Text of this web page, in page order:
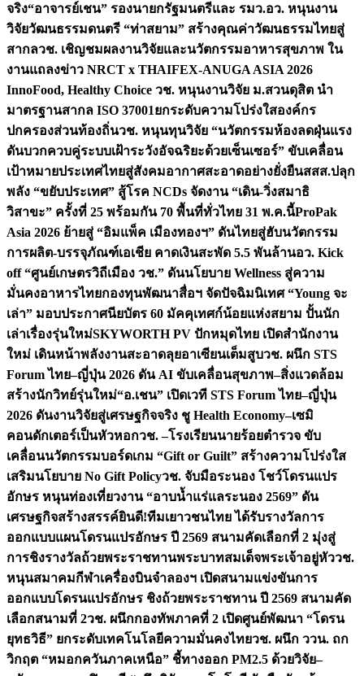
จริง“อาจารย์เชน” รองนายกรัฐมนตรีและ รมว.อว. หนุนงาน
วิจัยวัฒนธรรมดนตรี “ท่าสยาม” สร้างคุณค่าวัฒนธรรมไทยสู่
สากลวช. เชิญชมผลงานวิจัยและนวัตกรรมอาหารสุขภาพ ใน
งานแถลงข่าว NRCT x THAIFEX-ANUGA ASIA 2026
InnoFood, Healthy Choice วช. หนุนงานวิจัย ม.สวนดุสิต นำ
มาตรฐานสากล ISO 37001ยกระดับความโปร่งใสองค์กร
ปกครองส่วนท้องถิ่นวช. หนุนทุนวิจัย “นวัตกรรมห้องลดฝุ่นแรง
ดันบวกควบคู่ระบบเฝ้าระวังอัจฉริยะด้วยเซ็นเซอร์” ขับเคลื่อน
เป้าหมายประเทศไทยสู่สังคมอากาศสะอาดอย่างยั่งยืนสสส.ปลุก
พลัง “ขยับประเทศ” สู้โรค NCDs จัดงาน “เดิน-วิ่งสมาธิ
วิสาขะ” ครั้งที่ 25 พร้อมกัน 70 พื้นที่ทั่วไทย 31 พ.ค.นี้ProPak
Asia 2026 ย้ายสู่ “อิมแพ็ค เมืองทองฯ” ดันไทยสู่ฮับนวัตกรรม
การผลิต-บรรจุภัณฑ์เอเชีย คาดเงินสะพัด 5.5 พันล้านอว. Kick
off “ศูนย์เกษตรวิถีเมือง วช.” ดันนโยบาย Wellness สู่ความ
มั่นคงอาหารไทยกองทุนพัฒนาสื่อฯ จัดปัจฉิมนิเทศ “Young จะ
เล่า” มอบประกาศนียบัตร 60 มัคคุเทศก์น้อยแห่งสยาม ปั้นนัก
เล่าเรื่องรุ่นใหม่SKYWORTH PV ปักหมุดไทย เปิดสำนักงาน
ใหม่ เดินหน้าพลังงานสะอาดลุยอาเซียนเต็มสูบวช. ผนึก STS
Forum ไทย–ญี่ปุ่น 2026 ดัน AI ขับเคลื่อนสุขภาพ–สิ่งแวดล้อม
สร้างนักวิทย์รุ่นใหม่“อ.เชน” เปิดเวที STS Forum ไทย–ญี่ปุ่น
2026 ดันงานวิจัยสู่เศรษฐกิจจริง ชู Health Economy–เซมิ
คอนดักเตอร์เป็นหัวหอกวช. –โรงเรียนนายร้อยตำรวจ ขับ
เคลื่อนนวัตกรรมบอร์ดเกม “Gift or Guilt” สร้างความโปร่งใส
เสริมนโยบาย No Gift Policyวช. จับมือระนอง โชว์โดรนแปร
อักษร หนุนท่องเที่ยวงาน “อาบน้ำแร่แลระนอง 2569” ดัน
เศรษฐกิจสร้างสรรค์ยินดี!ทีมเยาวชนไทย ได้รับรางวัลการ
ออกแบบแผนโดรนแปรอักษร ปี 2569 สนามคัดเลือกที่ 2 มุ่งสู่
การชิงรางวัลถ้วยพระราชทานพระบาทสมเด็จพระเจ้าอยู่หัววช.
หนุนสมาคมกีฬาเครื่องบินจำลองฯ เปิดสนามแข่งขันการ
ออกแบบโดรนแปรอักษร ชิงถ้วยพระราชทาน ปี 2569 สนามคัด
เลือกสนามที่ 2วช. ผนึกกองทัพภาคที่ 2 เปิดศูนย์พัฒนา “โดรน
ยุทธวิธี” ยกระดับเทคโนโลยีความมั่นคงไทยวช. ผนึก ววน. ถก
วิกฤต “หมอกควันภาคเหนือ” ชี้ทางออก PM2.5 ด้วยวิจัย–